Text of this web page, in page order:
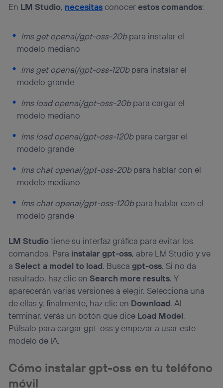
En LM Studio, necesitasconocerestos comandos:
lms get openai/gpt-oss-20bpara instalar el
modelo mediano
lms get openai/gpt-oss-120bpara instalar el
modelo grande
lms load openai/gpt-oss-20bpara cargar el
modelo mediano
lms load openai/gpt-oss-120bpara cargar el
modelo grande
lms chat openai/gpt-oss-20bpara hablar con el
modelo mediano
lms chat openai/gpt-oss-120bpara hablar con el
modelo grande
LM Studiotiene su interfaz gráfica para evitar los
comandos. Para instalar gpt-oss, abre LM Studio y ve
aSelect a model to load. Buscagpt-oss. Si no da
resultado, haz clic enSearch more results. Y
aparecerán varias versiones a elegir. Selecciona una
de ellas y, finalmente, haz clic en Download. Al
terminar, verás un botón que dice Load Model.
Púlsalo para cargar gpt-oss y empezar a usar este
modelo de IA.
Cómo instalar gpt-oss en tu teléfono
móvil